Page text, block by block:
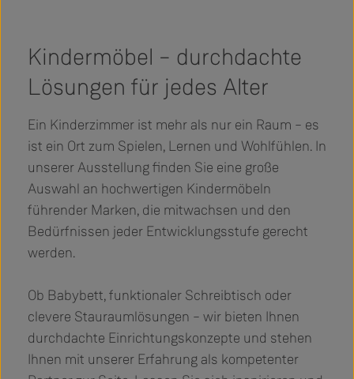
Kindermöbel – durchdachte
Lösungen für jedes Alter
Ein Kinderzimmer ist mehr als nur ein Raum – es
ist ein Ort zum Spielen, Lernen und Wohlfühlen. In
unserer Ausstellung finden Sie eine große
Auswahl an hochwertigen Kindermöbeln
führender Marken, die mitwachsen und den
Bedürfnissen jeder Entwicklungsstufe gerecht
werden.
Ob Babybett, funktionaler Schreibtisch oder
clevere Stauraumlösungen – wir bieten Ihnen
durchdachte Einrichtungskonzepte und stehen
Ihnen mit unserer Erfahrung als kompetenter